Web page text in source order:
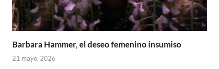
Barbara Hammer, el deseo femenino insumiso
21 mayo, 2026